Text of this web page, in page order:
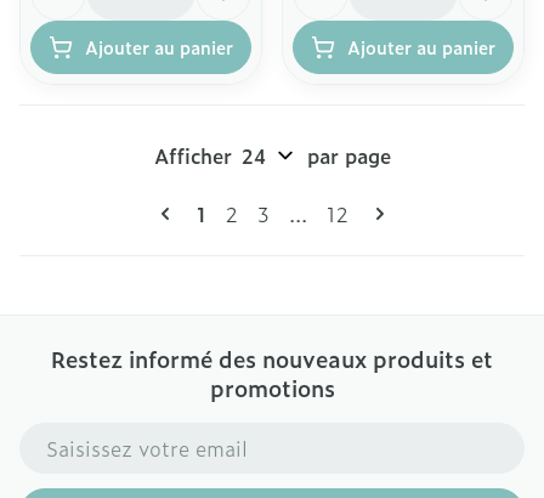
Ajouter au panier Ajouter au panier
Vous lisez actuellement la page
1 Page
2 Page
3 ... Page
12
Afficher par page
Restez informé des nouveaux produits et
promotions
Adresse mail